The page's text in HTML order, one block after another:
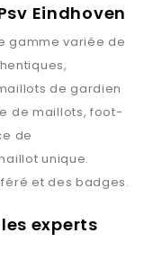
Eindhoven
gamme variée de
de gardien
de maillots,foot-
de
unique.
et des badges.
experts